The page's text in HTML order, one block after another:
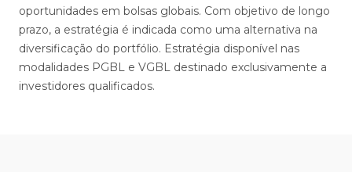
oportunidades em bolsas globais. Com objetivo de longo
prazo, a estratégia é indicada como uma alternativa na
diversificação do portfólio. Estratégia disponível nas
modalidades PGBL e VGBL destinado exclusivamente a
investidores qualificados.